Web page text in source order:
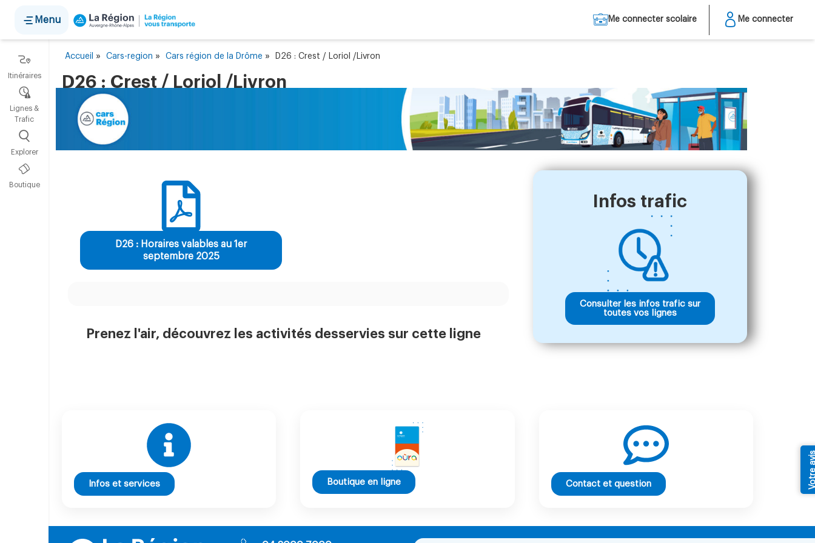
Accueil » Cars-region » Cars région de la Drôme » D26 : Crest / Loriol /Livron
D26 : Crest / Loriol /Livron
D26 : Horaires valables au 1er
septembre 2025
Prenez l'air, découvrez les activités desservies sur cette ligne
Infos trafic
Consulter les infos trafic sur
toutes vos lignes
Infos et services Boutique en ligne Contact et question
Menu Me connecter scolaire Me connecter
Itinéraires
Lignes &
Trafic
Explorer
Boutique